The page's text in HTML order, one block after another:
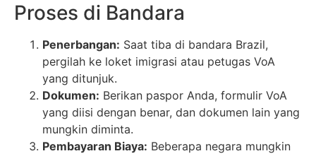
Proses di Bandara
Penerbangan: Saat tiba di bandara Brazil,
pergilah ke loket imigrasi atau petugas VoA
yang ditunjuk.
Dokumen: Berikan paspor Anda, formulir VoA
yang diisi dengan benar, dan dokumen lain yang
mungkin diminta.
Pembayaran Biaya: Beberapa negara mungkin